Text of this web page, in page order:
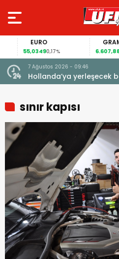
EURO
55,03490,17%
GRAM
6.607,88
7 Ağustos 2026 - 09:46
Hollanda’ya
sınır kapısı